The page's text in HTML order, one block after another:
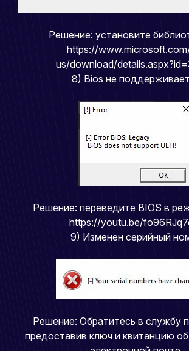
Решение: установите
https://
us/download/
8) Bios не
Решение: переведите BIOS в
https://youtu.be/
9) Изменен серийный
Решение: Обратитесь в службу
предоставив ключ и квитанцию